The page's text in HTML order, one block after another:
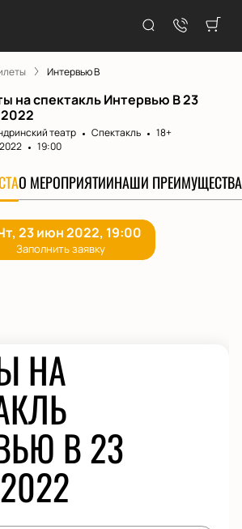
Интервью В
на спектакль Интервью В 23
театр Спектакль
18+
19:00
О МЕРОПРИЯТИИНАШИ ПРЕИМУЩЕСТВА
НА
В 23